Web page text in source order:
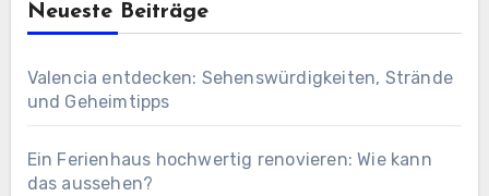
Neueste Beiträge
Valencia entdecken: Sehenswürdigkeiten, Strände
und Geheimtipps
Ein Ferienhaus hochwertig renovieren: Wie kann
das aussehen?